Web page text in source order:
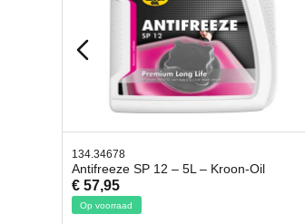
40.500
Krokodillen bek 2 stuks
€ 4,95
Op voorraad